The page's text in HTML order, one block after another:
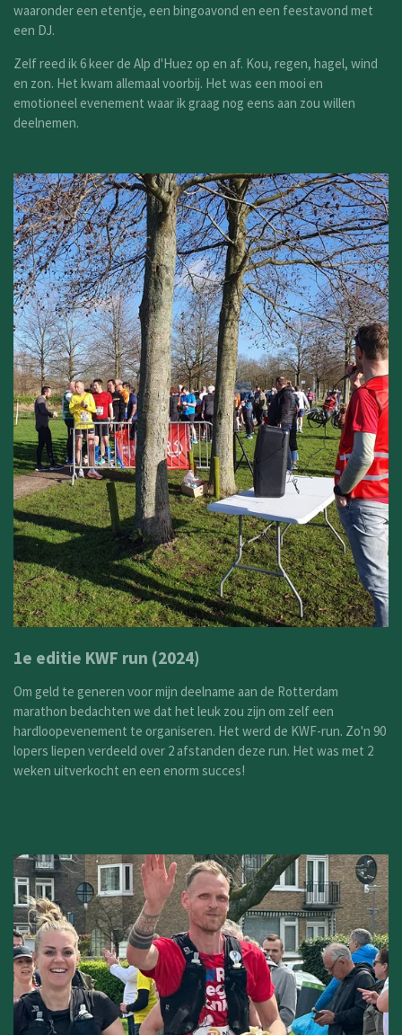
waaronder een etentje, een bingoavond en een feestavond met
een DJ.
Zelf reed ik 6 keer de Alp d'Huez op en af. Kou, regen, hagel, wind
en zon. Het kwam allemaal voorbij. Het was een mooi en
emotioneel evenement waar ik graag nog eens aan zou willen
deelnemen.
1e editie KWF run (2024)
Om geld te generen voor mijn deelname aan de Rotterdam
marathon bedachten we dat het leuk zou zijn om zelf een
hardloopevenement te organiseren. Het werd de KWF-run. Zo'n 90
lopers liepen verdeeld over 2 afstanden deze run. Het was met 2
weken uitverkocht en een enorm succes!